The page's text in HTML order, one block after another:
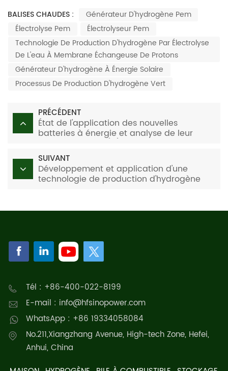
BALISES CHAUDES :
Générateur D'hydrogène Pem
Électrolyse Pem
Électrolyseur Pem
Technologie De Production D'hydrogène Par Électrolyse
De L'eau À Membrane Échangeuse De Protons
Générateur D'hydrogène À Énergie Solaire
Processus De Production D'hydrogène Vert
PRÉCÉDENT
État de l'application des nouvelles
batteries à énergie et analyse de leur
SUIVANT
Développement et application d'une
technologie de production d'hydrogène
fluctuations de l'énergie éolienne et solaire
Tél : +86-400-022-8199
E-mail : info@hfsinopower.com
WhatsApp : +86 19334058084
No.211,Xiangzhang Avenue, High-tech Zone, Hefei,
Anhui, China